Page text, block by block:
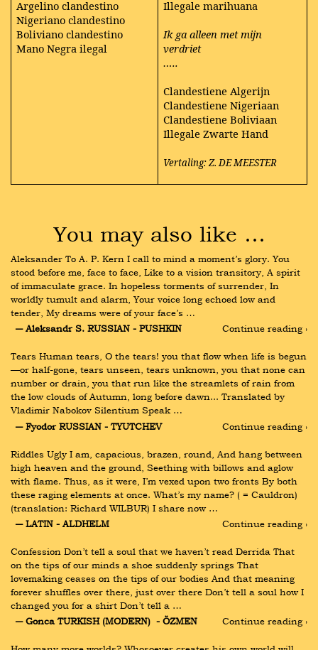
Argelino clandestino
Nigeriano clandestino
Boliviano clandestino
Mano Negra ilegal
Illegale marihuana
Ik ga alleen met mijn
verdriet
…..
Clandestiene Algerijn
Clandestiene Nigeriaan
Clandestiene Boliviaan
Illegale Zwarte Hand
Vertaling: Z. DE MEESTER
You may also like …
Aleksander To A. P. Kern I call to mind a moment’s glory. You
stood before me, face to face, Like to a vision transitory, A spirit
of immaculate grace. In hopeless torments of surrender, In
worldly tumult and alarm, Your voice long echoed low and
tender, My dreams were of your face’s …
― Aleksandr S. RUSSIAN - PUSHKIN
Continue reading ›
Tears Human tears, O the tears! you that flow when life is begun
—or half-gone, tears unseen, tears unknown, you that none can
number or drain, you that run like the streamlets of rain from
the low clouds of Autumn, long before dawn... Translated by
Vladimir Nabokov Silentium Speak …
― Fyodor RUSSIAN - TYUTCHEV
Continue reading ›
Riddles Ugly I am, capacious, brazen, round, And hang between
high heaven and the ground, Seething with billows and aglow
with flame. Thus, as it were, I’m vexed upon two fronts By both
these raging elements at once. What’s my name? ( = Cauldron)
(translation: Richard WILBUR) I share now …
― LATIN - ALDHELM
Continue reading ›
Confession Don’t tell a soul that we haven’t read Derrida That
on the tips of our minds a shoe suddenly springs That
lovemaking ceases on the tips of our bodies And that meaning
forever shuffles over there, just over there Don’t tell a soul how I
changed you for a shirt Don’t tell a …
― Gonca TURKISH (MODERN)  - ÖZMEN
Continue reading ›